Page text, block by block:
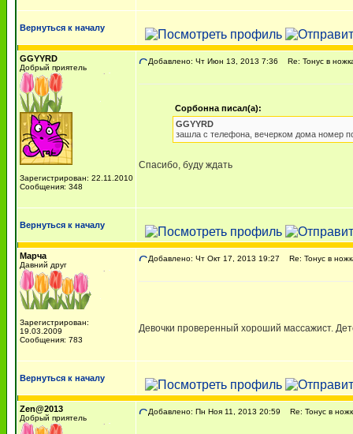
Вернуться к началу
GGYYRD
Добрый приятель
Зарегистрирован: 22.11.2010
Сообщения: 348
Добавлено: Чт Июн 13, 2013 7:36 Re: Тонус в
Сорбонна писал(а):
GGYYRD
зашла с телефона, вечерком дома номер
Спасибо, буду ждать
Вернуться к началу
Марча
Давний друг
Зарегистрирован:
19.03.2009
Сообщения: 783
Добавлено: Чт Окт 17, 2013 19:27 Re: Тонус в
Девочки проверенный хороший массажист.
Вернуться к началу
Zen@2013
Добрый приятель
Добавлено: Пн Ноя 11, 2013 20:59 Re: Тонус в